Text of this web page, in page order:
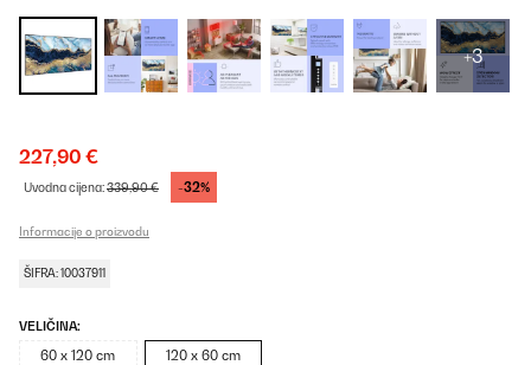
+3
227,90 €
Uvodna cijena:339,90 € -32%
Informacije o proizvodu
ŠIFRA: 10037911
VELIČINA:
60 x 120 cm 120 x 60 cm